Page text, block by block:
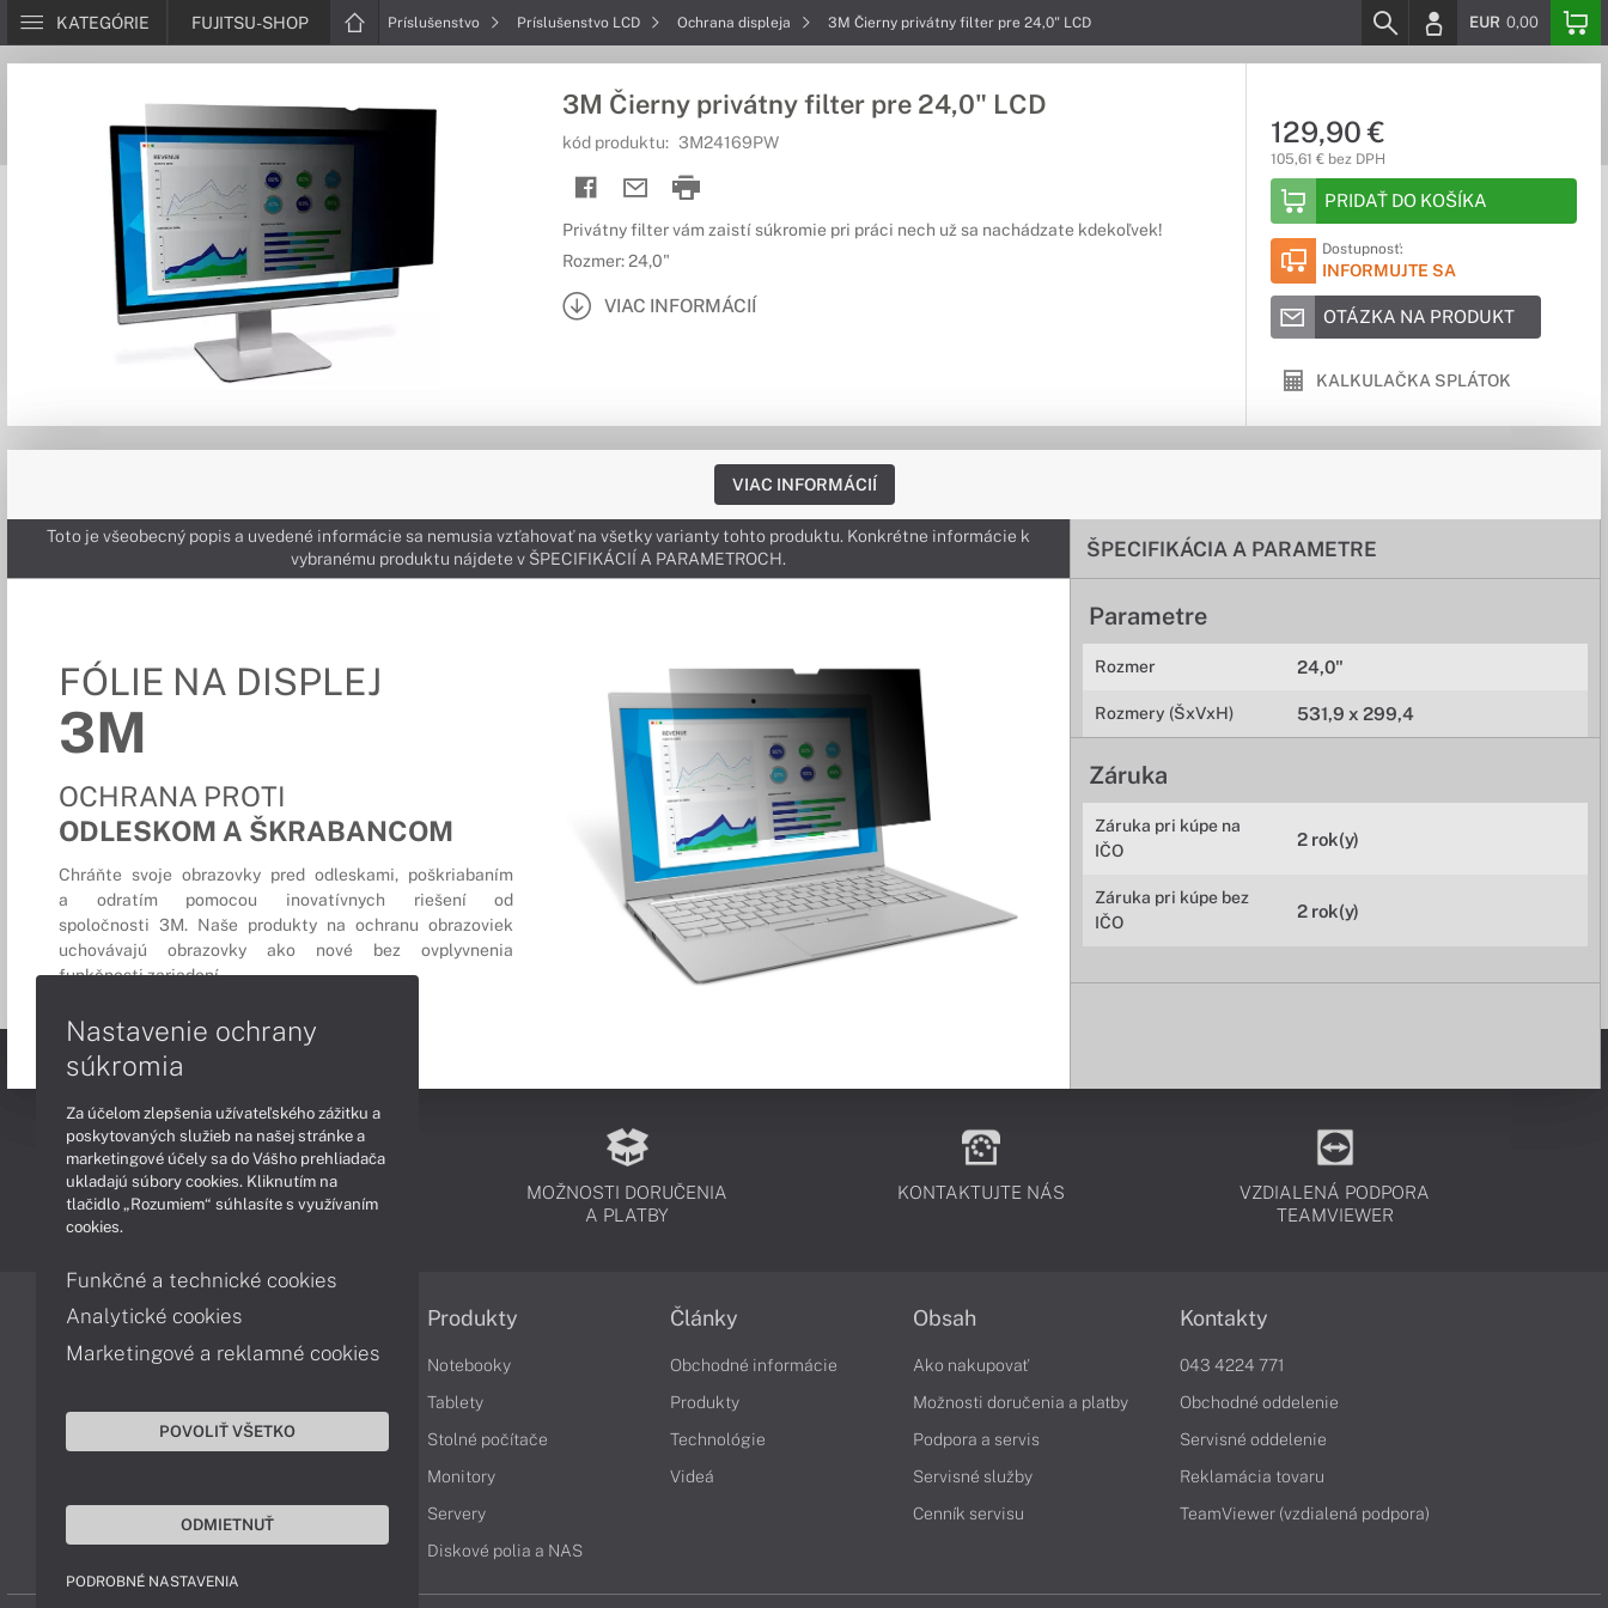
KATEGÓRIE FUJITSU-SHOP Príslušenstvo Príslušenstvo LCD Ochrana displeja 3M Čierny privátny filter pre 24,0" LCD EUR 0,00
3M Čierny privátny filter pre 24,0" LCD
kód produktu: 3M24169PW
Privátny filter vám zaistí súkromie pri práci nech už sa nachádzate kdekoľvek!
Rozmer: 24,0"
VIAC INFORMÁCIÍ
129,90 €
105,61 € bez DPH
PRIDAŤ DO KOŠÍKA
Dostupnosť:
INFORMUJTE SA
OTÁZKA NA PRODUKT
KALKULAČKA SPLÁTOK
VIAC INFORMÁCIÍ
ŠPECIFIKÁCIA A PARAMETRE
Parametre
Rozmer 24,0"
Rozmery (ŠxVxH) 531,9 x 299,4
Záruka
Záruka pri kúpe na
IČO
2 rok(y)
Záruka pri kúpe bez
IČO
2 rok(y)
Toto je všeobecný popis a uvedené informácie sa nemusia vzťahovať na všetky varianty tohto produktu. Konkrétne informácie k
vybranému produktu nájdete v ŠPECIFIKÁCIÍ A PARAMETROCH.
FÓLIE NA DISPLEJ
3M
OCHRANA PROTI
ODLESKOM A ŠKRABANCOM
Chráňte svoje obrazovky pred odleskami, poškriabaním
a odratím pomocou inovatívnych riešení od
spoločnosti 3M. Naše produkty na ochranu obrazoviek
uchovávajú obrazovky ako nové bez ovplyvnenia
funkčnosti zariadení.
PODPORA A SERVIS
MOŽNOSTI DORUČENIA
A PLATBY
KONTAKTUJTE NÁS
VZDIALENÁ PODPORA
TEAMVIEWER
Informácie
Obchodné podmienky
Ochrana osobných údajov
Vyhlásenie o prístupnosti
Cookies
Produkty
Notebooky
Tablety
Stolné počítače
Monitory
Servery
Diskové polia a NAS
Články
Obchodné informácie
Produkty
Technológie
Videá
Obsah
Ako nakupovať
Možnosti doručenia a platby
Podpora a servis
Servisné služby
Cenník servisu
Kontakty
043 4224 771
Obchodné oddelenie
Servisné oddelenie
Reklamácia tovaru
TeamViewer (vzdialená podpora)
Nastavenie ochrany
súkromia
Za účelom zlepšenia užívateľského zážitku a
poskytovaných služieb na našej stránke a
marketingové účely sa do Vášho prehliadača
ukladajú súbory cookies. Kliknutím na
tlačidlo „Rozumiem“ súhlasíte s využívaním
cookies.
Funkčné a technické cookies
Analytické cookies
Marketingové a reklamné cookies
POVOLIŤ VŠETKO
ODMIETNUŤ
PODROBNÉ NASTAVENIA